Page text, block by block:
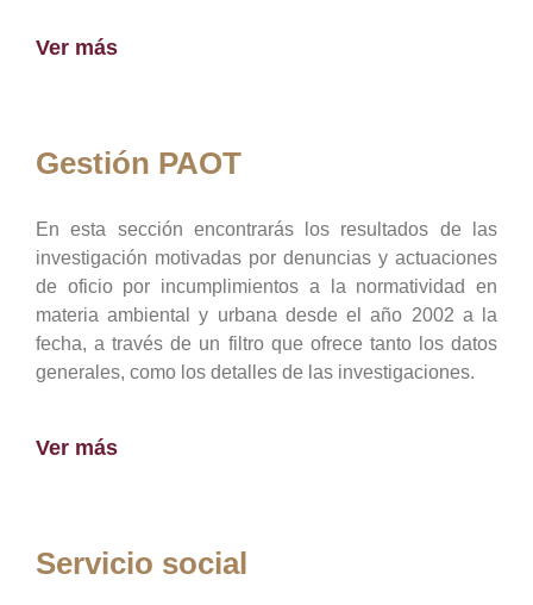
Ver más
Gestión PAOT
En esta sección encontrarás los resultados de las
investigación motivadas por denuncias y actuaciones
de oficio por incumplimientos a la normatividad en
materia ambiental y urbana desde el año 2002 a la
fecha, a través de un filtro que ofrece tanto los datos
generales, como los detalles de las investigaciones.
Ver más
Servicio social